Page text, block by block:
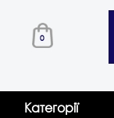
0
Категорії